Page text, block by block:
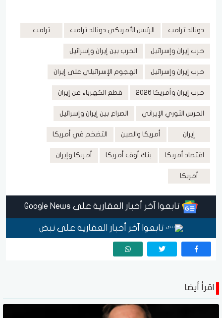
دونالد ترامب الرئيس الأمريكي دونالد ترامب ترامب
حرب إيران وإسرائيل الحرب بين إيران وإسرائيل
حرب إيران وإسرائيل الهجوم الإسرائيلي على إيران
حرب إيران وأمريكا 2026 قطع الكهرباء عن إيران
الحرس الثوري الإيراني الصراع بين إيران وإسرائيل
إيران أمريكا والصين التضخم في أمريكا
اقتصاد أمريكا بنك أوف أمريكا أمريكا وإيران
أمريكا
تابعوا آخر أخبار العقارية على Google News
تابعوا آخر أخبار العقارية على نبض
اقرأ أيضا